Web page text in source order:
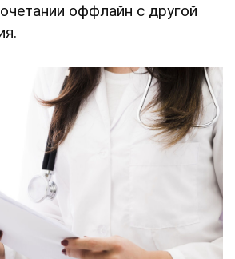
оффлайн с другой